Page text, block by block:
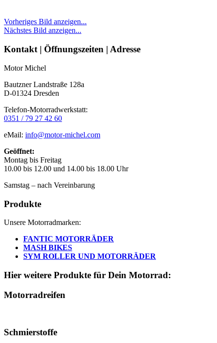
Vorheriges Bild anzeigen...
Nächstes Bild anzeigen...
Seitenleiste
Kontakt | Öffnungszeiten | Adresse
Motor Michel
Bautzner Landstraße 128a
D-01324 Dresden
Telefon-Motorradwerkstatt:
0351 / 79 27 42 60
eMail: info@motor-michel.com
Geöffnet:
Montag bis Freitag
10.00 bis 12.00 und 14.00 bis 18.00 Uhr
Samstag – nach Vereinbarung
Produkte
Unsere Motorradmarken:
FANTIC MOTORRÄDER
MASH BIKES
SYM ROLLER UND MOTORRÄDER
Hier weitere Produkte für Dein Motorrad:
Motorradreifen
Schmierstoffe